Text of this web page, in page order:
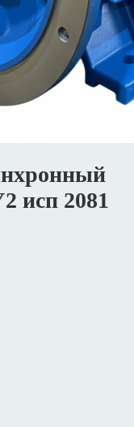
исп 2081